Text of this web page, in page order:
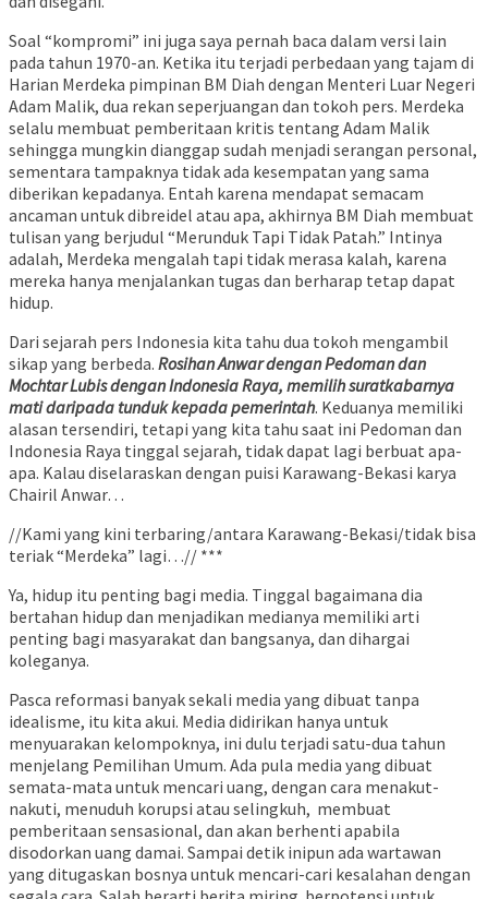
Soal “kompromi” ini juga saya pernah baca dalam versi lain
pada tahun 1970-an. Ketika itu terjadi perbedaan yang tajam di
Harian Merdeka pimpinan BM Diah dengan Menteri Luar Negeri
Adam Malik, dua rekan seperjuangan dan tokoh pers. Merdeka
selalu membuat pemberitaan kritis tentang Adam Malik
sehingga mungkin dianggap sudah menjadi serangan personal,
sementara tampaknya tidak ada kesempatan yang sama
diberikan kepadanya. Entah karena mendapat semacam
ancaman untuk dibreidel atau apa, akhirnya BM Diah membuat
tulisan yang berjudul “Merunduk Tapi Tidak Patah.” Intinya
adalah, Merdeka mengalah tapi tidak merasa kalah, karena
mereka hanya menjalankan tugas dan berharap tetap dapat
hidup.
Dari sejarah pers Indonesia kita tahu dua tokoh mengambil
sikap yang berbeda. Rosihan Anwar dengan Pedoman dan
Mochtar Lubis dengan Indonesia Raya, memilih suratkabarnya
mati daripada tunduk kepada pemerintah. Keduanya memiliki
alasan tersendiri, tetapi yang kita tahu saat ini Pedoman dan
Indonesia Raya tinggal sejarah, tidak dapat lagi berbuat apa-
apa. Kalau diselaraskan dengan puisi Karawang-Bekasi karya
Chairil Anwar…
//Kami yang kini terbaring/antara Karawang-Bekasi/tidak bisa
teriak “Merdeka” lagi…// ***
Ya, hidup itu penting bagi media. Tinggal bagaimana dia
bertahan hidup dan menjadikan medianya memiliki arti
penting bagi masyarakat dan bangsanya, dan dihargai
koleganya.
Pasca reformasi banyak sekali media yang dibuat tanpa
idealisme, itu kita akui. Media didirikan hanya untuk
menyuarakan kelompoknya, ini dulu terjadi satu-dua tahun
menjelang Pemilihan Umum. Ada pula media yang dibuat
semata-mata untuk mencari uang, dengan cara menakut-
nakuti, menuduh korupsi atau selingkuh, membuat
pemberitaan sensasional, dan akan berhenti apabila
disodorkan uang damai. Sampai detik inipun ada wartawan
yang ditugaskan bosnya untuk mencari-cari kesalahan dengan